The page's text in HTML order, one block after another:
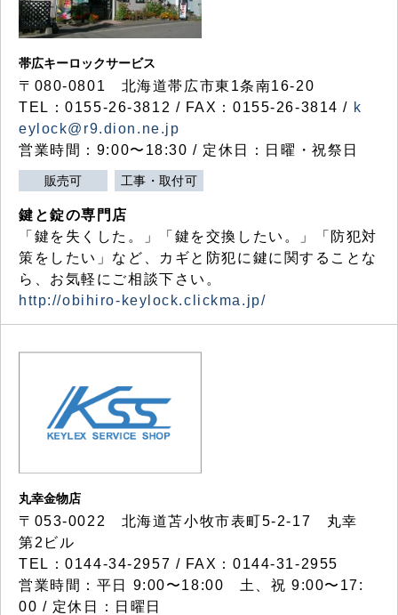
帯広キーロックサービス
〒080-0801 北海道帯広市東1条南16-20
TEL：0155-26-3812 / FAX：0155-26-3814 / k
eylock@r9.dion.ne.jp
営業時間：9:00〜18:30 / 定休日：日曜・祝祭日
販売可 工事・取付可
鍵と錠の専門店
「鍵を失くした。」「鍵を交換したい。」「防犯対
策をしたい」など、カギと防犯に鍵に関することな
ら、お気軽にご相談下さい。
http://obihiro-keylock.clickma.jp/
丸幸金物店
〒053-0022 北海道苫小牧市表町5-2-17 丸幸
第2ビル
TEL：0144-34-2957 / FAX：0144-31-2955
営業時間：平日 9:00〜18:00 土、祝 9:00〜17:
00 / 定休日：日曜日